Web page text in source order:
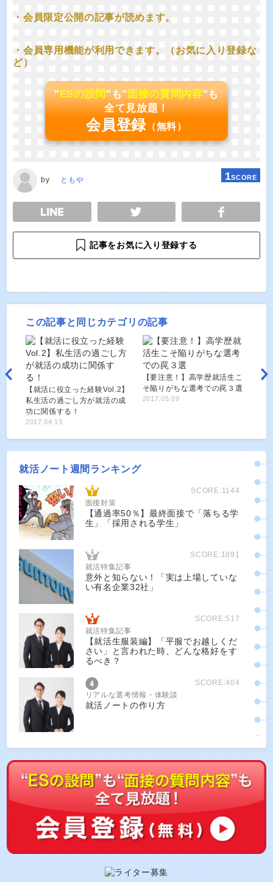
・会員限定公開の記事が読めます。
・会員専用機能が利用できます。（お気に入り登録な
ど）
"ESの設問"も"面接の質問内容"も
全て見放題！
会員登録 （無料）
by ともや 1SCORE
TWEET
記事をお気に入り登録する
この記事と同じカテゴリの記事
【就活に役立った経験Vol.2】
私生活の過ごし方が就活の成
功に関係する！
2017.04.13
【要注意！】高学歴就活生こ
そ陥りがちな選考での罠３選
2017.05.09
就活ノート週間ランキング
SCORE:1144
面接対策
【通過率50％】最終面接で「落ちる学
生」「採用される学生」
SCORE:1091
就活特集記事
意外と知らない！「実は上場していな
い有名企業32社」
SCORE:517
就活特集記事
【就活生服装編】「平服でお越しくだ
さい」と言われた時、どんな格好をす
るべき？
SCORE:404
リアルな選考情報・体験談
就活ノートの作り方